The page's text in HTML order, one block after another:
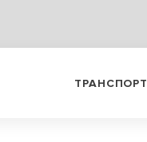
ТРАНСПОРТ